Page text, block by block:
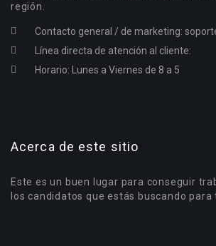
región.
Contacto general / de marketing:
Línea directa de atención al cliente:
Horario: Lunes a Viernes de 8 a 5
Acerca de este sitio
Este es un buen lugar para conseguir
los candidatos que estás buscando para